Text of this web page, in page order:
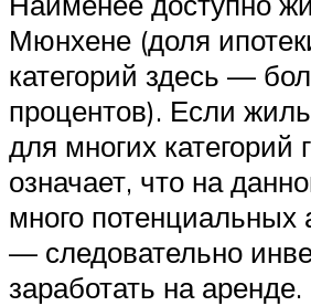
Мюнхене (доля
категорий здесь —
процентов). Если
для многих категорий
означает, что на
много потенциальных
— следовательно
заработать на аренде.